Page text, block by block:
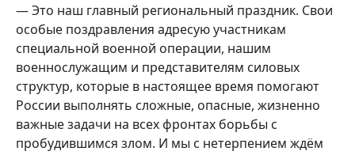
— Это наш главный региональный праздник. Свои
особые поздравления адресую участникам
специальной военной операции, нашим
военнослужащим и представителям силовых
структур, которые в настоящее время помогают
России выполнять сложные, опасные, жизненно
важные задачи на всех фронтах борьбы с
пробудившимся злом. И мы с нетерпением ждём